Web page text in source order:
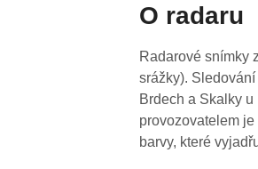
O radaru
Radarové snímky
srážky).
Brdech a Skalky
provozovatelem
barvy, které